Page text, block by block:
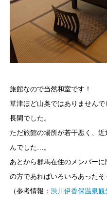
旅館なので当然和室です！
草津ほど山奥ではありません
長閑でした。
ただ旅館の場所が若干悪く、
んでした…。
あとから群馬在住のメンバー
の方であればいろいろあったそ
（参考情報： 渋川伊香保温泉観